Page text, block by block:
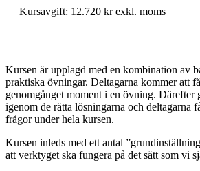
Kursavgift: 12.720 kr exkl. moms
Kursen är upplagd med en kombination av
praktiska övningar. Deltagarna kommer att
genomgånget moment i en övning. Därefter
igenom de rätta lösningarna och deltagarna
frågor under hela kursen.
Kursen inleds med ett antal
att verktyget ska fungera på det sätt som vi